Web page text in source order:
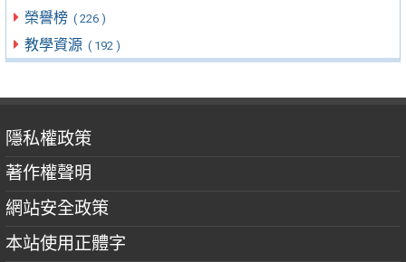
榮譽榜 ( 226 )
教學資源 ( 192 )
隱私權政策
著作權聲明
網站安全政策
本站使用正體字